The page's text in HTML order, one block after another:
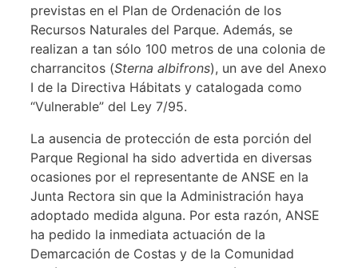
previstas en el Plan de Ordenación de los
Recursos Naturales del Parque. Además, se
realizan a tan sólo 100 metros de una colonia de
charrancitos (Sterna albifrons), un ave del Anexo
I de la Directiva Hábitats y catalogada como
“Vulnerable” del Ley 7/95.
La ausencia de protección de esta porción del
Parque Regional ha sido advertida en diversas
ocasiones por el representante de ANSE en la
Junta Rectora sin que la Administración haya
adoptado medida alguna. Por esta razón, ANSE
ha pedido la inmediata actuación de la
Demarcación de Costas y de la Comunidad